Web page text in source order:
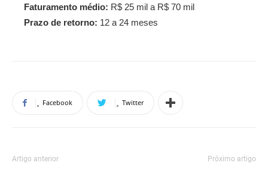
Faturamento médio: R$ 25 mil a R$ 70 mil
Prazo de retorno: 12 a 24 meses
Facebook Twitter
Artigo anterior Próximo artigo